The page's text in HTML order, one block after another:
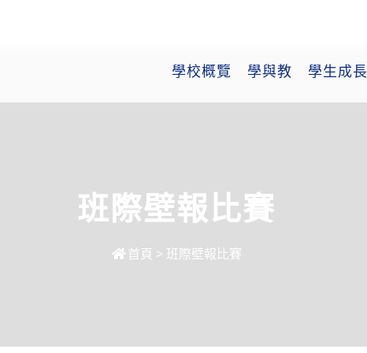
學校概覽 學與教 學生成長
班際壁報比賽
首頁 > 班際壁報比賽